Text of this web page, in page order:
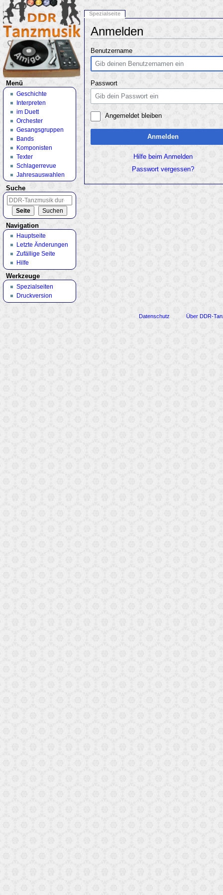
Anmelden
Benutzername
Passwort
Angemeldet bleiben
Anmelden
Hilfe beim Anmelden
Passwort vergessen?
Spezialseite
Menü
Geschichte
Interpreten
im Duett
Orchester
Gesangsgruppen
Bands
Komponisten
Texter
Schlagerrevue
Jahresauswahlen
Suche
Navigation
Hauptseite
Letzte Änderungen
Zufällige Seite
Hilfe
Werkzeuge
Spezialseiten
Druckversion
Datenschutz Über DDR-